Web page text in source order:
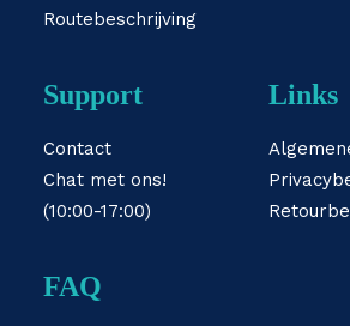
Routebeschrijving
Support
Contact
Chat met ons!
(10:00-17:00)
Links
FAQ